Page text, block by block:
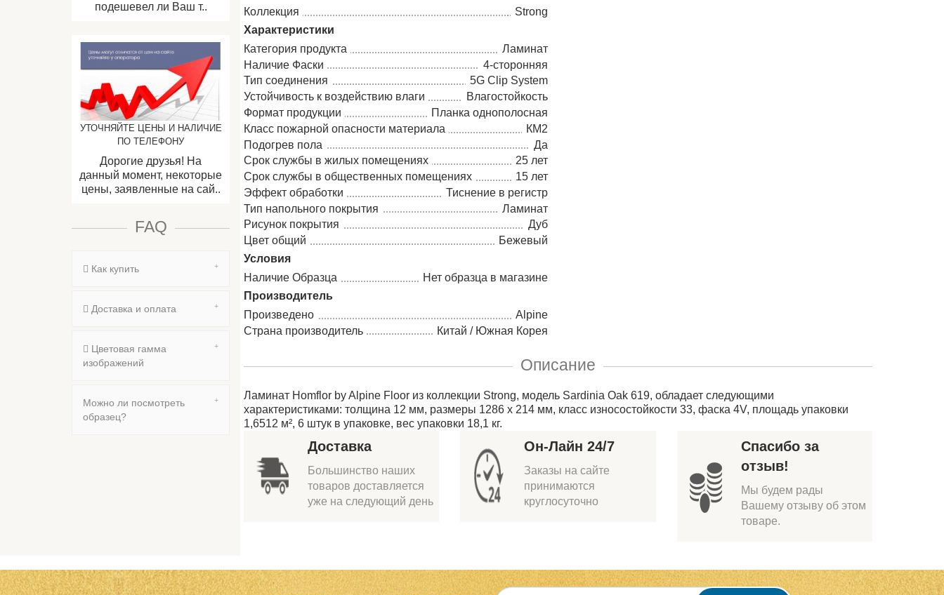
подешевел ли Ваш т..
УТОЧНЯЙТЕ ЦЕНЫ И НАЛИЧИЕ
ПО ТЕЛЕФОНУ
Дорогие друзья! На
данный момент, некоторые
цены, заявленные на сай..
FAQ
Как купить
Доставка и оплата
Цветовая гамма
изображений
Можно ли посмотреть
образец?
Коллекция
Strong
Характеристики
Категория продукта
Ламинат
Наличие Фаски
4-сторонняя
Тип соединения
5G Clip System
Устойчивость к воздействию влаги
Влагостойкость
Формат продукции
Планка однополосная
Класс пожарной опасности материала
КМ2
Подогрев пола
Да
Срок службы в жилых помещениях
25 лет
Срок службы в общественных помещениях
15 лет
Эффект обработки
Тиснение в регистр
Тип напольного покрытия
Ламинат
Рисунок покрытия
Дуб
Цвет общий
Бежевый
Условия
Наличие Образца
Нет образца в магазине
Производитель
Произведено
Alpine
Страна производитель
Китай / Южная Корея
Описание
Ламинат Homflor by Alpine Floor из коллекции Strong, модель Sardinia Oak 619, обладает следующими
характеристиками: толщина 12 мм, размеры 1286 x 214 мм, класс износостойкости 33, фаска 4V, площадь упаковки
1,6512 м², 6 штук в упаковке, вес упаковки 18,1 кг.
Доставка
Большинство наших
товаров доставляется
уже на следующий день
Он-Лайн 24/7
Заказы на сайте
принимаются
круглосуточно
Спасибо за
отзыв!
Мы будем рады
Вашему отзыву об этом
товаре.